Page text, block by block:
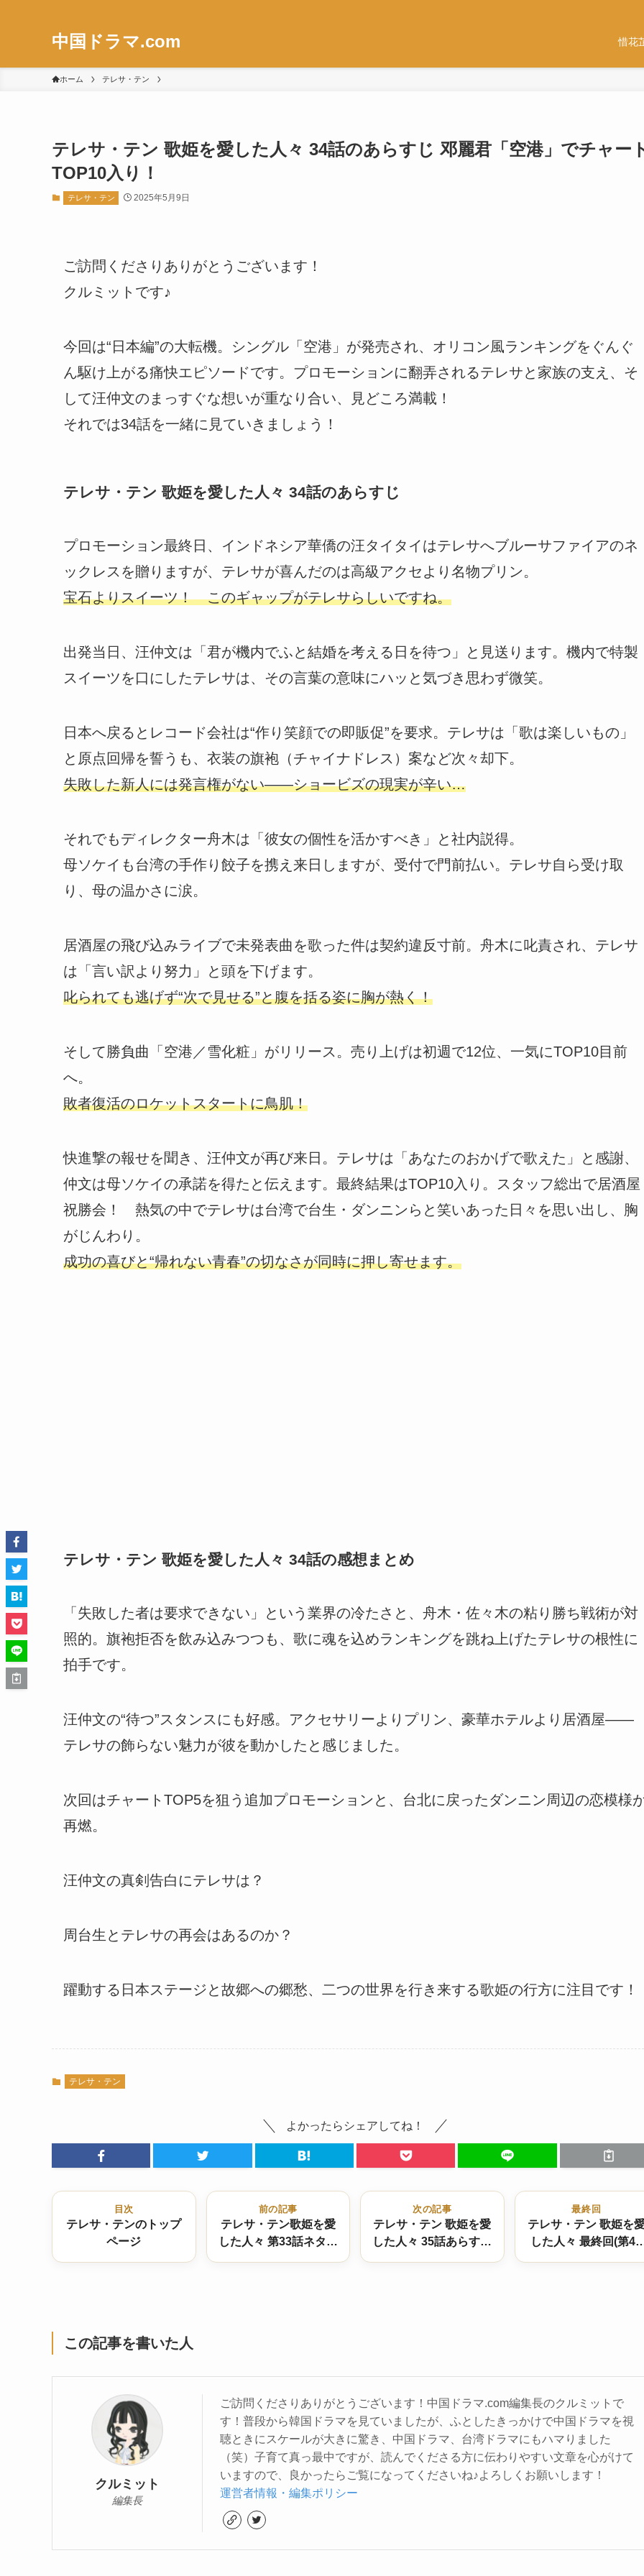
中国ドラマ.com 惜花
ホーム テレサ・テン
テレサ・テン 歌姫を愛した人々 34話のあらすじ 邓麗君「空港」でチャー
TOP10入り！
テレサ・テン 2025年5月9日
ご訪問くださりありがとうございます！
クルミットです♪
今回は“日本編”の大転機。シングル「空港」が発売され、オリコン風ランキングをぐんぐ
ん駆け上がる痛快エピソードです。プロモーションに翻弄されるテレサと家族の支え、そ
して汪仲文のまっすぐな想いが重なり合い、見どころ満載！
それでは34話を一緒に見ていきましょう！
テレサ・テン 歌姫を愛した人々 34話のあらすじ
プロモーション最終日、インドネシア華僑の汪タイタイはテレサへブルーサファイアのネ
ックレスを贈りますが、テレサが喜んだのは高級アクセより名物プリン。
宝石よりスイーツ！ このギャップがテレサらしいですね。
出発当日、汪仲文は「君が機内でふと結婚を考える日を待つ」と見送ります。機内で特製
スイーツを口にしたテレサは、その言葉の意味にハッと気づき思わず微笑。
日本へ戻るとレコード会社は“作り笑顔での即販促”を要求。テレサは「歌は楽しいもの」
と原点回帰を誓うも、衣装の旗袍（チャイナドレス）案など次々却下。
失敗した新人には発言権がない――ショービズの現実が辛い…
それでもディレクター舟木は「彼女の個性を活かすべき」と社内説得。
母ソケイも台湾の手作り餃子を携え来日しますが、受付で門前払い。テレサ自ら受け取
り、母の温かさに涙。
居酒屋の飛び込みライブで未発表曲を歌った件は契約違反寸前。舟木に叱責され、テレサ
は「言い訳より努力」と頭を下げます。
叱られても逃げず“次で見せる”と腹を括る姿に胸が熱く！
そして勝負曲「空港／雪化粧」がリリース。売り上げは初週で12位、一気にTOP10目前
へ。
敗者復活のロケットスタートに鳥肌！
快進撃の報せを聞き、汪仲文が再び来日。テレサは「あなたのおかげで歌えた」と感謝、
仲文は母ソケイの承諾を得たと伝えます。最終結果はTOP10入り。スタッフ総出で居酒屋
祝勝会！ 熱気の中でテレサは台湾で台生・ダンニンらと笑いあった日々を思い出し、胸
がじんわり。
成功の喜びと“帰れない青春”の切なさが同時に押し寄せます。
テレサ・テン 歌姫を愛した人々 34話の感想まとめ
「失敗した者は要求できない」という業界の冷たさと、舟木・佐々木の粘り勝ち戦術が対
照的。旗袍拒否を飲み込みつつも、歌に魂を込めランキングを跳ね上げたテレサの根性に
拍手です。
汪仲文の“待つ”スタンスにも好感。アクセサリーよりプリン、豪華ホテルより居酒屋――
テレサの飾らない魅力が彼を動かしたと感じました。
次回はチャートTOP5を狙う追加プロモーションと、台北に戻ったダンニン周辺の恋模様
再燃。
汪仲文の真剣告白にテレサは？
周台生とテレサの再会はあるのか？
躍動する日本ステージと故郷への郷愁、二つの世界を行き来する歌姫の行方に注目です！
テレサ・テン
よかったらシェアしてね！
目次
テレサ・テンのトップ
ページ
前の記事
テレサ・テン歌姫を愛
した人々 第33話ネタバ
次の記事
テレサ・テン 歌姫を愛
した人々 35話あらすじ
最終回
テレサ・テン 歌姫を
した人々 最終回(第48
この記事を書いた人
クルミット
編集長
ご訪問くださりありがとうございます！中国ドラマ.com編集長のクルミットで
す！普段から韓国ドラマを見ていましたが、ふとしたきっかけで中国ドラマを視
聴ときにスケールが大きに驚き、中国ドラマ、台湾ドラマにもハマりました
（笑）子育て真っ最中ですが、読んでくださる方に伝わりやすい文章を心がけて
いますので、良かったらご覧になってくださいね♪よろしくお願いします！
運営者情報・編集ポリシー